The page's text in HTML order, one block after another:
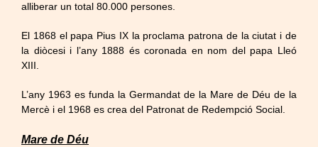
alliberar un total 80.000 persones.
El 1868 el papa Pius IX la proclama patrona de la ciutat i de
la diòcesi i l’any 1888 és coronada en nom del papa Lleó
XIII.
L’any 1963 es funda la Germandat de la Mare de Déu de la
Mercè i el 1968 es crea del Patronat de Redempció Social.
Mare de Déu